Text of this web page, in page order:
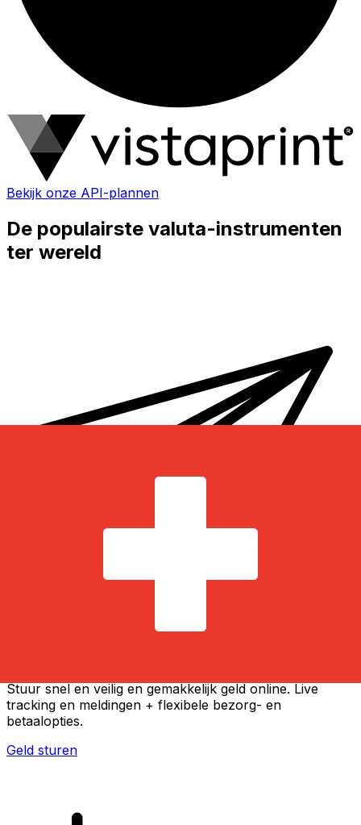
Bekijk onze API-plannen
De populairste valuta-instrumenten
ter wereld
Stuur snel en veilig en gemakkelijk geld online. Live
tracking en meldingen + flexibele bezorg- en
betaalopties.
Geld sturen